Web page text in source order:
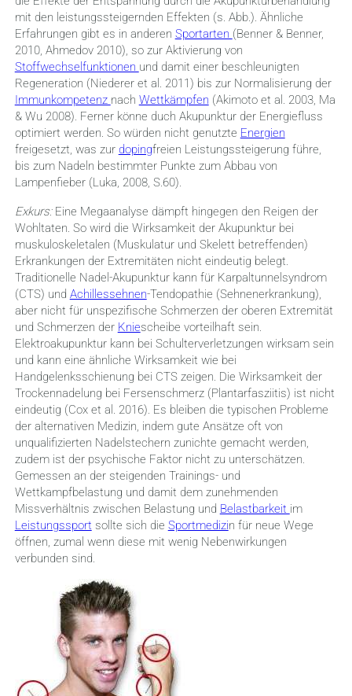
mit den leistungssteigernden Effekten (s. Abb.). Ähnliche
Erfahrungen gibt es in anderen Sportarten (Benner & Benner,
2010, Ahmedov 2010), so zur Aktivierung von
Stoffwechselfunktionen und damit einer beschleunigten
Regeneration (Niederer et al. 2011) bis zur Normalisierung der
Immunkompetenz nach Wettkämpfen (Akimoto et al. 2003, Ma
& Wu 2008). Ferner könne duch Akupunktur der Energiefluss
optimiert werden. So würden nicht genutzte Energien
freigesetzt, was zur dopingfreien Leistungssteigerung führe,
bis zum Nadeln bestimmter Punkte zum Abbau von
Lampenfieber (Luka, 2008, S.60).
Exkurs:Eine Megaanalyse dämpft hingegen den Reigen der
Wohltaten. So wird die Wirksamkeit der Akupunktur bei
muskuloskeletalen (Muskulatur und Skelett betreffenden)
Erkrankungen der Extremitäten nicht eindeutig belegt.
Traditionelle Nadel-Akupunktur kann für Karpaltunnelsyndrom
(CTS) und Achillessehnen-Tendopathie (Sehnenerkrankung),
aber nicht für unspezifische Schmerzen der oberen Extremität
und Schmerzen der Kniescheibe vorteilhaft sein.
Elektroakupunktur kann bei Schulterverletzungen wirksam sein
und kann eine ähnliche Wirksamkeit wie bei
Handgelenksschienung bei CTS zeigen. Die Wirksamkeit der
Trockennadelung bei Fersenschmerz (Plantarfasziitis) ist nicht
eindeutig (Cox et al. 2016). Es bleiben die typischen Probleme
der alternativen Medizin, indem gute Ansätze oft von
unqualifizierten Nadelstechern zunichte gemacht werden,
zudem ist der psychische Faktor nicht zu unterschätzen.
Gemessen an der steigenden Trainings- und
Wettkampfbelastung und damit dem zunehmenden
Missverhältnis zwischen Belastung und Belastbarkeit im
Leistungssport sollte sich die Sportmedizin für neue Wege
öffnen, zumal wenn diese mit wenig Nebenwirkungen
verbunden sind.